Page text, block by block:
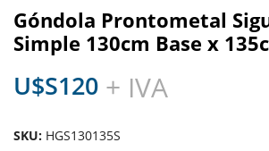
Góndola Prontometal
Simple 130cm Base x
U$S120 + IVA
SKU: HGS130135S